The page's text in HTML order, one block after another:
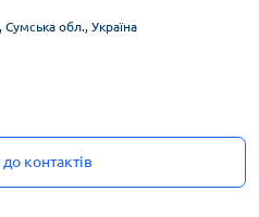
обл., Україна
контактів